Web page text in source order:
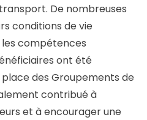
De nombreuses
conditions de vie
les compétences
ont été
des Groupements de
contribué à
et à encourager une